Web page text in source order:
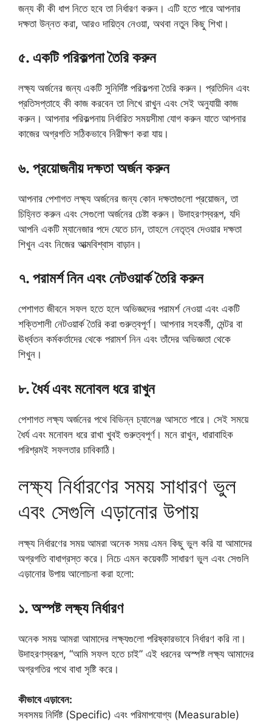
জন্য কী কী ধাপ নিতে হবে তা নির্ধারণ করুন। এটি হতে পারে আপনার
দক্ষতা উন্নত করা, আরও দায়িত্ব নেওয়া, অথবা নতুন কিছু শিখা।
৫. একটি পরিকল্পনা তৈরি করুন
লক্ষ্য অর্জনের জন্য একটি সুনির্দিষ্ট পরিকল্পনা তৈরি করুন। প্রতিদিন এবং
প্রতিসপ্তাহে কী কাজ করবেন তা লিখে রাখুন এবং সেই অনুযায়ী কাজ
করুন। আপনার পরিকল্পনায় নির্ধারিত সময়সীমা যোগ করুন যাতে আপনার
কাজের অগ্রগতি সঠিকভাবে নিরীক্ষণ করা যায়।
৬. প্রয়োজনীয় দক্ষতা অর্জন করুন
আপনার পেশাগত লক্ষ্য অর্জনের জন্য কোন দক্ষতাগুলো প্রয়োজন, তা
চিহ্নিত করুন এবং সেগুলো অর্জনের চেষ্টা করুন। উদাহরণস্বরূপ, যদি
আপনি একটি ম্যানেজার পদে যেতে চান, তাহলে নেতৃত্ব দেওয়ার দক্ষতা
শিখুন এবং নিজের আত্মবিশ্বাস বাড়ান।
৭. পরামর্শ নিন এবং নেটওয়ার্ক তৈরি করুন
পেশাগত জীবনে সফল হতে হলে অভিজ্ঞদের পরামর্শ নেওয়া এবং একটি
শক্তিশালী নেটওয়ার্ক তৈরি করা গুরুত্বপূর্ণ। আপনার সহকর্মী, মেন্টর বা
ঊর্ধ্বতন কর্মকর্তাদের থেকে পরামর্শ নিন এবং তাঁদের অভিজ্ঞতা থেকে
শিখুন।
৮. ধৈর্য এবং মনোবল ধরে রাখুন
পেশাগত লক্ষ্য অর্জনের পথে বিভিন্ন চ্যালেঞ্জ আসতে পারে। সেই সময়ে
ধৈর্য এবং মনোবল ধরে রাখা খুবই গুরুত্বপূর্ণ। মনে রাখুন, ধারাবাহিক
পরিশ্রমই সফলতার চাবিকাঠি।
লক্ষ্য নির্ধারণের সময় সাধারণ ভুল
এবং সেগুলি এড়ানোর উপায়
লক্ষ্য নির্ধারণের সময় আমরা অনেক সময় এমন কিছু ভুল করি যা আমাদের
অগ্রগতি বাধাগ্রস্ত করে। নিচে এমন কয়েকটি সাধারণ ভুল এবং সেগুলি
এড়ানোর উপায় আলোচনা করা হলো:
১. অস্পষ্ট লক্ষ্য নির্ধারণ
অনেক সময় আমরা আমাদের লক্ষ্যগুলো পরিষ্কারভাবে নির্ধারণ করি না।
উদাহরণস্বরূপ, “আমি সফল হতে চাই” এই ধরনের অস্পষ্ট লক্ষ্য আমাদের
অগ্রগতির পথে বাধা সৃষ্টি করে।
কীভাবে এড়াবেন:
সবসময় নির্দিষ্ট (Specific) এবং পরিমাপযোগ্য (Measurable)